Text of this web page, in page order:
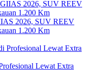
2026, SUV REEV
1.200 Km
Lewat Extra